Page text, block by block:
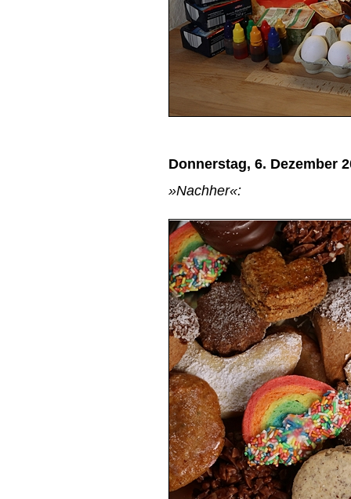
Donnerstag, 6. Dezember
»Nachher«: